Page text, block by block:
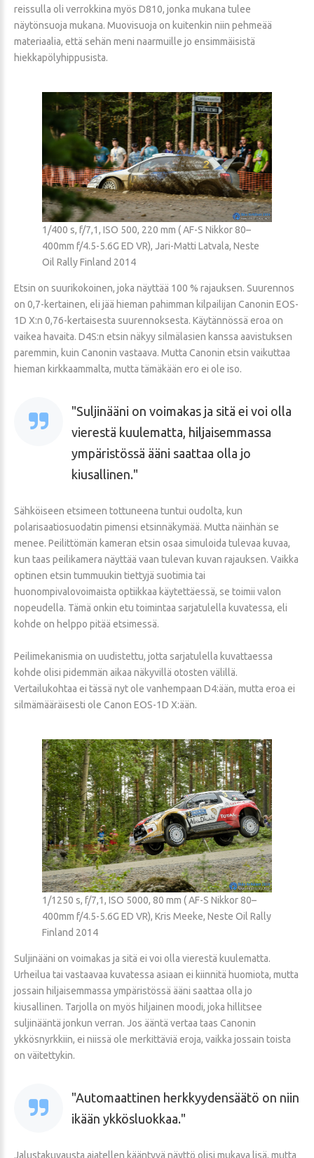
reissulla oli verrokkina myös D810, jonka mukana tulee
näytönsuoja mukana. Muovisuoja on kuitenkin niin pehmeää
materiaalia, että sehän meni naarmuille jo ensimmäisistä
hiekkapölyhippusista.
1/400 s, f/7,1, ISO 500, 220 mm ( AF-S Nikkor 80–
400mm f/4.5-5.6G ED VR), Jari-Matti Latvala, Neste
Oil Rally Finland 2014
Etsin on suurikokoinen, joka näyttää 100 % rajauksen. Suurennos
on 0,7-kertainen, eli jää hieman pahimman kilpailijan Canonin EOS-
1D X:n 0,76-kertaisesta suurennoksesta. Käytännössä eroa on
vaikea havaita. D4S:n etsin näkyy silmälasien kanssa aavistuksen
paremmin, kuin Canonin vastaava. Mutta Canonin etsin vaikuttaa
hieman kirkkaammalta, mutta tämäkään ero ei ole iso.
Suljinääni on voimakas ja sitä ei voi olla
vierestä kuulematta, hiljaisemmassa
ympäristössä ääni saattaa olla jo
kiusallinen.
Sähköiseen etsimeen tottuneena tuntui oudolta, kun
polarisaatiosuodatin pimensi etsinnäkymää. Mutta näinhän se
menee. Peilittömän kameran etsin osaa simuloida tulevaa kuvaa,
kun taas peilikamera näyttää vaan tulevan kuvan rajauksen. Vaikka
optinen etsin tummuukin tiettyjä suotimia tai
huonompivalovoimaista optiikkaa käytettäessä, se toimii valon
nopeudella. Tämä onkin etu toimintaa sarjatulella kuvatessa, eli
kohde on helppo pitää etsimessä.
Peilimekanismia on uudistettu, jotta sarjatulella kuvattaessa
kohde olisi pidemmän aikaa näkyvillä otosten välillä.
Vertailukohtaa ei tässä nyt ole vanhempaan D4:ään, mutta eroa ei
silmämääräisesti ole Canon EOS-1D X:ään.
1/1250 s, f/7,1, ISO 5000, 80 mm ( AF-S Nikkor 80–
400mm f/4.5-5.6G ED VR), Kris Meeke, Neste Oil Rally
Finland 2014
Suljinääni on voimakas ja sitä ei voi olla vierestä kuulematta.
Urheilua tai vastaavaa kuvatessa asiaan ei kiinnitä huomiota, mutta
jossain hiljaisemmassa ympäristössä ääni saattaa olla jo
kiusallinen. Tarjolla on myös hiljainen moodi, joka hillitsee
suljinääntä jonkun verran. Jos ääntä vertaa taas Canonin
ykkösnyrkkiin, ei niissä ole merkittäviä eroja, vaikka jossain toista
on väitettykin.
Automaattinen herkkyydensäätö on niin
ikään ykkösluokkaa.
Jalustakuvausta ajatellen kääntyvä näyttö olisi mukava lisä, mutta